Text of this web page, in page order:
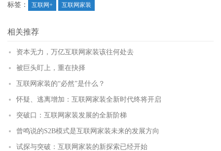
标签：
互联网+ 互联网家装
相关推荐
资本无力，万亿互联网家装该往何处去
被巨头盯上，重在抉择
互联网家装的“必然”是什么？
怀疑、逃离增加：互联网家装全新时代终将开启
突破口：互联网家装发展的全新阶梯
曾鸣说的S2B模式是互联网家装未来的发展方向
试探与突破：互联网家装的新探索已经开始